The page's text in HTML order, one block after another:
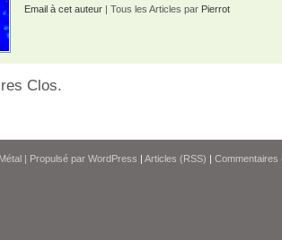
Email à cet auteur | Tous les Articles par Pierrot
Clos.
| Propulsé par WordPress | Articles (RSS) | Commentaires